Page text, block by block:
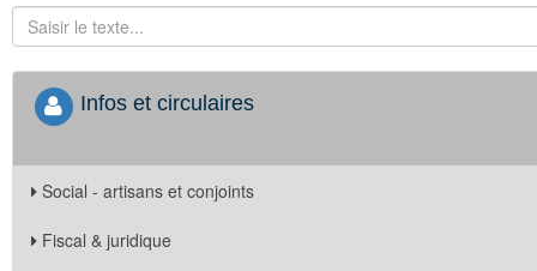
Infos et circulaires
Social - artisans et conjoints
Fiscal & juridique